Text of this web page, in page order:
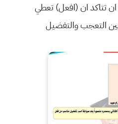
ان تتاكد ان (افعل) تعطي
التعجب والتفضيل